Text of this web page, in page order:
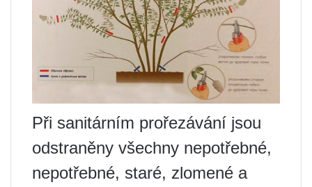
Při sanitárním prořezávání jsou
odstraněny všechny nepotřebné,
nepotřebné, staré, zlomené a